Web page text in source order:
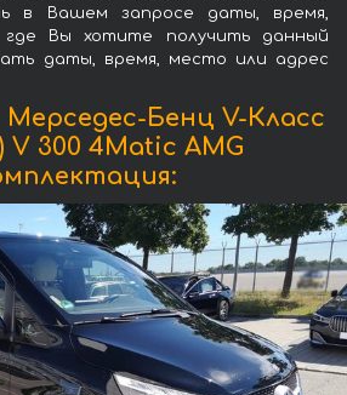
в Вашем запросе даты, время,
Вы хотите получить данный
даты, время, место или адрес
Бенц V-Класс
V 300 4Matic AMG